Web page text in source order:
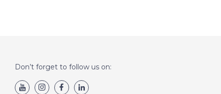
Don’t forget to follow us on: